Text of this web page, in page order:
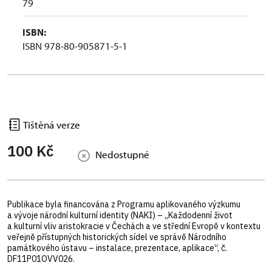
79
ISBN:
ISBN 978-80-905871-5-1
Tištěná verze
100 Kč Nedostupné
Publikace byla financována z Programu aplikovaného výzkumu
a vývoje národní kulturní identity (NAKI) – „Každodenní život
a kulturní vliv aristokracie v Čechách a ve střední Evropě v kontextu
veřejně přístupných historických sídel ve správě Národního
památkového ústavu – instalace, prezentace, aplikace“, č.
DF11P01OVV026.